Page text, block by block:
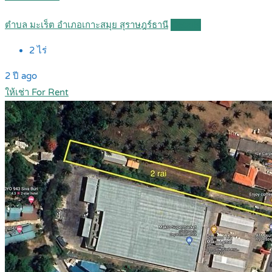
ตำบล มะเร็ต อำเภอเกาะสมุย สุราษฎร์ธานี
2ไร่
2 ปี ago
ให้เช่า For Rent